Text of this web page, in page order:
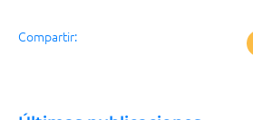
Compartir: